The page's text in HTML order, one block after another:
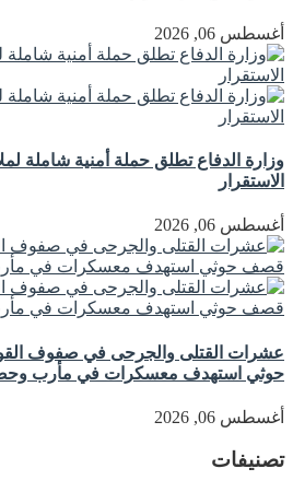
أغسطس 06, 2026
وزارة الدفاع تطلق حملة أمنية شاملة
الاستقرار
أغسطس 06, 2026
عشرات القتلى والجرحى في صفوف
حوثي استهدف معسكرات في مأرب
أغسطس 06, 2026
تصنيفات